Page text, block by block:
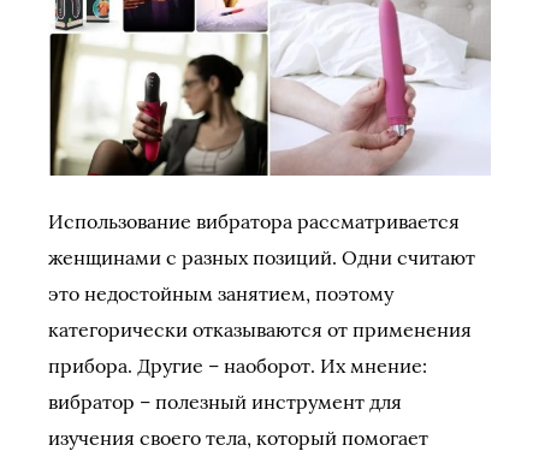
Использование вибратора рассматривается
женщинами с разных позиций. Одни считают
это недостойным занятием, поэтому
категорически отказываются от применения
прибора. Другие – наоборот. Их мнение:
вибратор – полезный инструмент для
изучения своего тела, который помогает